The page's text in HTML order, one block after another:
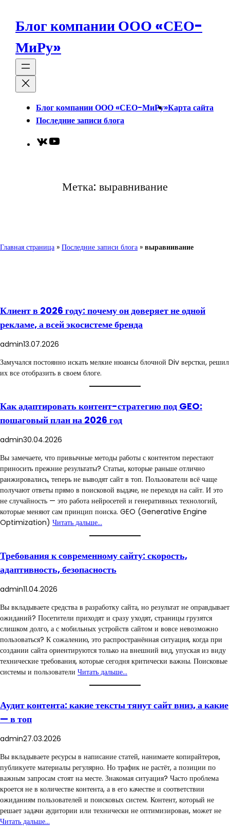
содержимому
Блог компании ООО «СЕО-
МиРу»
Блог компании ООО «СЕО-МиРу»Карта сайта
Последние записи блога
VK
Метка: выравнивание
Главная страница » Последние записи блога » выравнивание
Клиент в 2026 году: почему он доверяет не одной
рекламе, а всей экосистеме бренда
admin13.07.2026
Замучался постоянно искать мелкие нюансы блочной Div верстки, решил
их все отобразить в своем блоге.
Как адаптировать контент-стратегию под GEO:
пошаговый план на 2026 год
admin30.04.2026
Вы замечаете, что привычные методы работы с контентом перестают
приносить прежние результаты? Статьи, которые раньше отлично
ранжировались, теперь не выводят сайт в топ. Пользователи всё чаще
получают ответы прямо в поисковой выдаче, не переходя на сайт. И это
не случайность — это работа нейросетей и генеративных технологий,
которые меняют сам принцип поиска. GEO (Generative Engine
Optimization) Читать дальше…
Требования к современному сайту: скорость,
адаптивность, безопасность
admin11.04.2026
Вы вкладываете средства в разработку сайта, но результат не оправдывает
ожиданий? Посетители приходят и сразу уходят, страницы грузятся
слишком долго, а с мобильных устройств сайтом и вовсе невозможно
пользоваться? К сожалению, это распространённая ситуация, когда при
создании сайта ориентируются только на внешний вид, упуская из виду
технические требования, которые сегодня критически важны. Поисковые
системы и пользователи Читать дальше…
Аудит контента: какие тексты тянут сайт вниз, а какие
— в топ
admin27.03.2026
Вы вкладываете ресурсы в написание статей, нанимаете копирайтеров,
публикуете материалы регулярно. Но трафик не растёт, а позиции по
важным запросам стоят на месте. Знакомая ситуация? Часто проблема
кроется не в количестве контента, а в его качестве и соответствии
ожиданиям пользователей и поисковых систем. Контент, который не
решает задачи аудитории или технически не оптимизирован, может не
Читать дальше…